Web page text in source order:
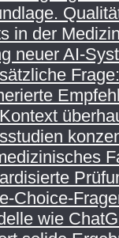
in der
neuer AI-
Choice-
wie